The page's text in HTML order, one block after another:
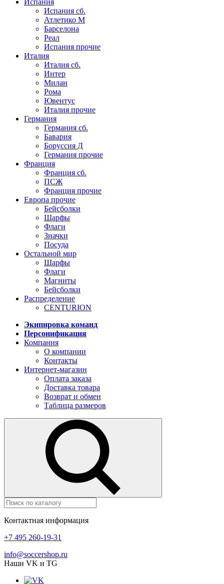
Испания
Испания сб.
Атлетико М
Барселона
Реал
Испания прочие
Италия
Италия сб.
Интер
Милан
Рома
Ювентус
Италия прочие
Германия
Германия сб.
Бавария
Боруссия Д
Германия прочие
Франция
Франция сб.
ПСЖ
Франция прочие
Европа прочие
Бейсболки
Шарфы
Флаги
Значки
Посуда
Остальной мир
Шарфы
Флаги
Магниты
Бейсболки
Распределение
CENTURION
Экипировка команд
Персонификация
Компания
О компании
Контакты
Интернет-магазин
Оплата заказа
Доставка товара
Возврат и обмен
Таблица размеров
Контактная информация
+7 495 260-19-31
info@soccershop.ru
Наши VK и TG